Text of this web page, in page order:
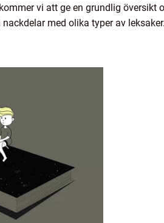
vi att ge en grundlig översikt
med olika typer av leksaker.